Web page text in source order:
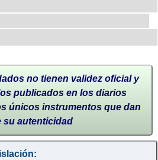
no tienen validez oficial y
publicados en los diarios
únicos instrumentos que dan
su autenticidad